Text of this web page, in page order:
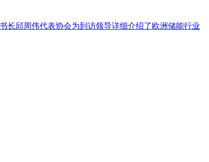
长邱周伟代表协会为到访领导详细介绍了欧洲储能行业